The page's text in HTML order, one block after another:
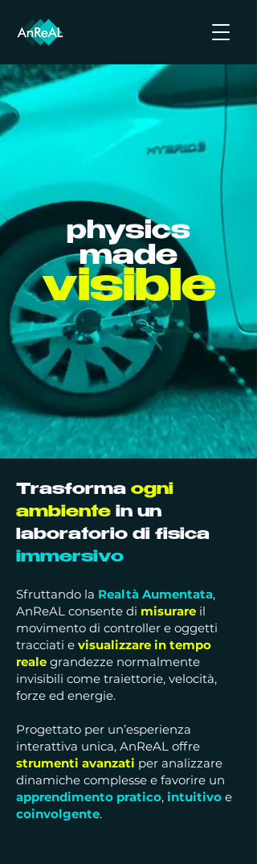
physics
made
visible
Trasforma ogni
ambiente in un
laboratorio di fisica
immersivo
Sfruttando la Realtà Aumentata,
AnReAL consente di misurare il
movimento di controller e oggetti
tracciati e visualizzare in tempo
reale grandezze normalmente
invisibili come traiettorie, velocità,
forze ed energie.
Progettato per un’esperienza
interattiva unica, AnReAL offre
strumenti avanzati per analizzare
dinamiche complesse e favorire un
apprendimento pratico, intuitivo e
coinvolgente.